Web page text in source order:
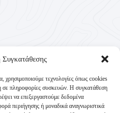
Συγκατάθεσης
χρησιμοποιούμε τεχνολογίες όπως cookies
σε πληροφορίες συσκευών. Η συγκατάθεση
να επεξεργαστούμε δεδομένα
περιήγησης ή μοναδικά αναγνωριστικά